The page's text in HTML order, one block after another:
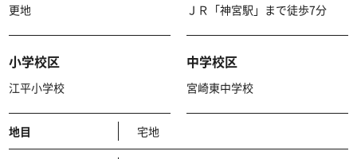
更地 ＪＲ「神宮駅」まで徒歩7分
小学校区
江平小学校
中学校区
宮崎東中学校
地目 宅地